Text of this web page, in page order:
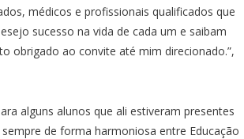
médicos e profissionais qualificados que
sucesso na vida de cada um e saibam
obrigado ao convite até mim direcionado.”,
alguns alunos que ali estiveram presentes
de forma harmoniosa entre Educação